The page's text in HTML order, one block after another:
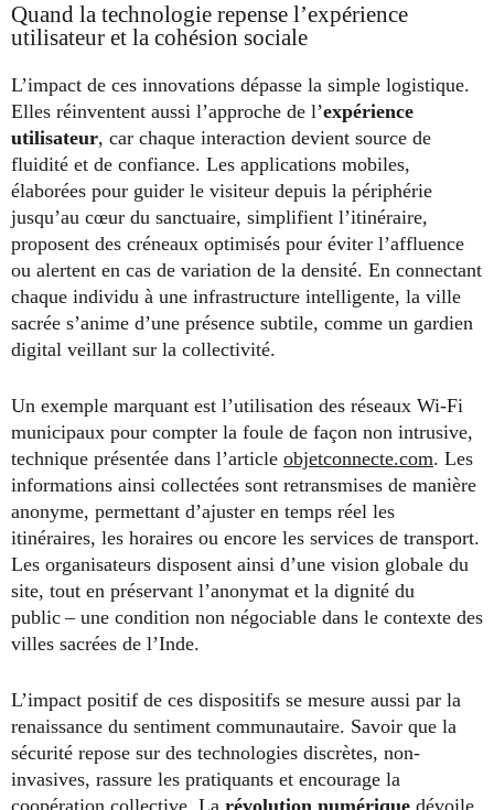
Quand la technologie repense l’expérience
utilisateur et la cohésion sociale
L’impact de ces innovations dépasse la simple logistique.
Elles réinventent aussi l’approche de l’expérience
utilisateur, car chaque interaction devient source de
fluidité et de confiance. Les applications mobiles,
élaborées pour guider le visiteur depuis la périphérie
jusqu’au cœur du sanctuaire, simplifient l’itinéraire,
proposent des créneaux optimisés pour éviter l’affluence
ou alertent en cas de variation de la densité. En connectant
chaque individu à une infrastructure intelligente, la ville
sacrée s’anime d’une présence subtile, comme un gardien
digital veillant sur la collectivité.
Un exemple marquant est l’utilisation des réseaux Wi-Fi
municipaux pour compter la foule de façon non intrusive,
technique présentée dans l’article objetconnecte.com. Les
informations ainsi collectées sont retransmises de manière
anonyme, permettant d’ajuster en temps réel les
itinéraires, les horaires ou encore les services de transport.
Les organisateurs disposent ainsi d’une vision globale du
site, tout en préservant l’anonymat et la dignité du
public – une condition non négociable dans le contexte des
villes sacrées de l’Inde.
L’impact positif de ces dispositifs se mesure aussi par la
renaissance du sentiment communautaire. Savoir que la
sécurité repose sur des technologies discrètes, non-
invasives, rassure les pratiquants et encourage la